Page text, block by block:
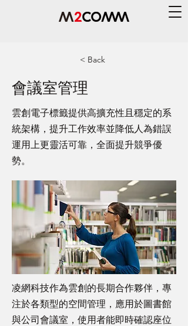
< Back
會議室管理
雲創電子標籤提供高擴充性且穩定的系
統架構，提升工作效率並降低人為錯誤
運用上更靈活可靠，全面提升競爭優
勢。
凌網科技作為雲創的長期合作夥伴，專
注於各類型的空間管理，應用於圖書館
與公司會議室，使用者能即時確認座位